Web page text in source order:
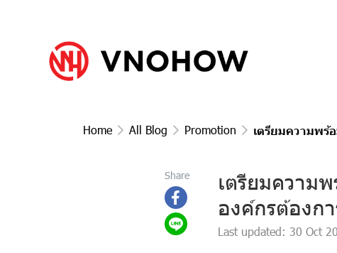
Home All Blog Promotion เตรียมความพร้
Share
เตรียมความ
องค์กรต้องก
Last updated: 30 Oct